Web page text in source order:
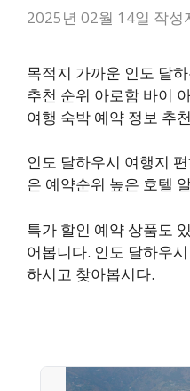
2025년 02월 14일 작성
목적지 가까운 인도 달
추천 순위 아로함 바이
여행 숙박 예약 정보 추
인도 달하우시 여행지
은 예약순위 높은 호텔
특가 할인 예약 상품도
어봅니다. 인도 달하우
하시고 찾아봅시다.